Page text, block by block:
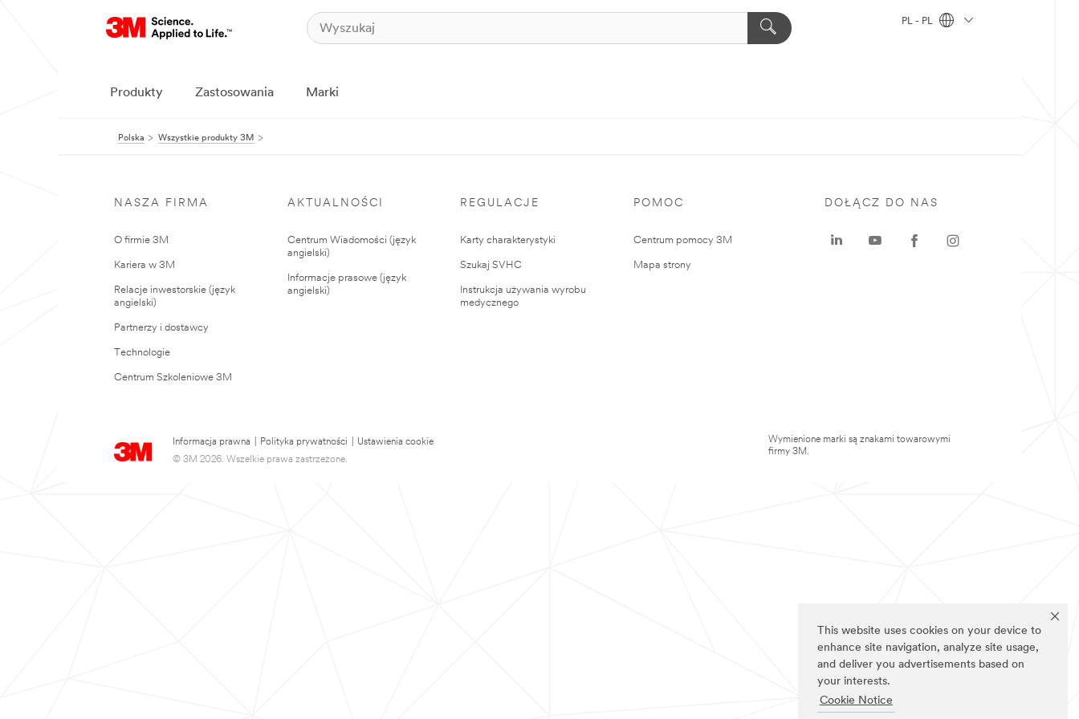
This website uses cookies on your device to
enhance site navigation, analyze site usage,
and deliver you advertisements based on
your interests.
Cookie Notice
PL - PL
Produkty Zastosowania Marki
Polska Wszystkie produkty 3M
NASZA FIRMA
O firmie 3M
Kariera w 3M
Relacje inwestorskie (język
angielski)
Partnerzy i dostawcy
Technologie
Centrum Szkoleniowe 3M
AKTUALNOŚCI
Centrum Wiadomości (język
angielski)
Informacje prasowe (język
angielski)
REGULACJE
Karty charakterystyki
Szukaj SVHC
Instrukcja używania wyrobu
medycznego
POMOC
Centrum pomocy 3M
Mapa strony
Informacja prawna Polityka prywatności
Ustawienia cookie
© 3M 2026. Wszelkie prawa zastrzeżone.
DOŁĄCZ DO NAS
Wymienione marki są znakami towarowymi
firmy 3M.